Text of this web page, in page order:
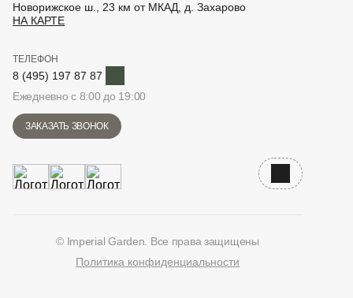
Новорижское ш., 23 км от МКАД, д. Захарово
НА КАРТЕ
ТЕЛЕФОН
8 (495) 197 87 87
Ежедневно с 8:00 до 19:00
ЗАКАЗАТЬ ЗВОНОК
Наверх
© Imperial Garden. Все права защищены
Политика конфиденциальности